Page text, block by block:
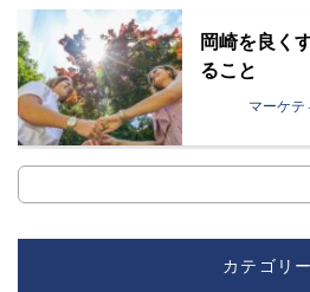
岡崎を良く
ること
マーケテ
カテゴリー